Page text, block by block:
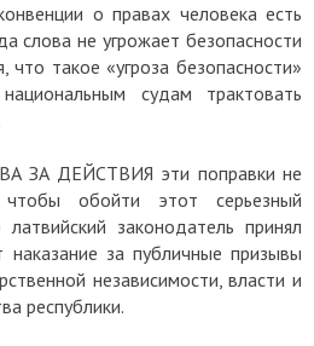
о правах человека есть
слова не угрожает безопасности
что такое «угроза безопасности»
судам трактовать
ЗА ДЕЙСТВИЯ эти поправки не
обойти этот серьезный
законодатель принял
наказание за публичные призывы
независимости, власти и
республики.